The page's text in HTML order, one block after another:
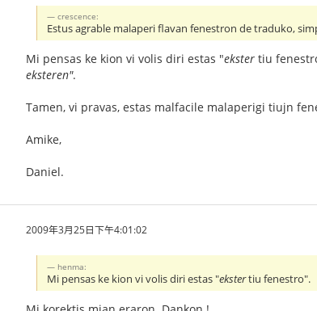
crescence:
Estus agrable malaperi flavan fenestron de traduko,
Mi pensas ke kion vi volis diri estas "ekster tiu
eksteren".
Tamen, vi pravas, estas malfacile malaperigi tiujn
Amike,
Daniel.
2009年3月25日下午4:01:02
henma:
Mi pensas ke kion vi volis diri estas "ekstertiu fenestro".